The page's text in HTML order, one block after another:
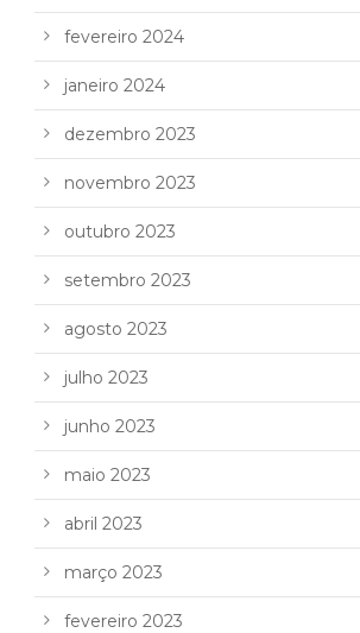
fevereiro 2024
janeiro 2024
dezembro 2023
novembro 2023
outubro 2023
setembro 2023
agosto 2023
julho 2023
junho 2023
maio 2023
abril 2023
março 2023
fevereiro 2023